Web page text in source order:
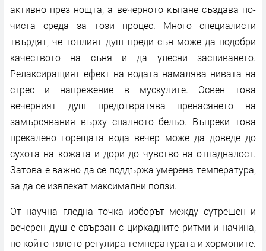
активно през нощта, а вечерното къпане създава по-
чиста среда за този процес. Много специалисти
твърдят, че топлият душ преди сън може да подобри
качеството на съня и да улесни заспиването.
Релаксиращият ефект на водата намалява нивата на
стрес и напрежение в мускулите. Освен това
вечерният душ предотвратява пренасянето на
замърсявания върху спалното бельо. Въпреки това
прекалено горещата вода вечер може да доведе до
сухота на кожата и дори до чувство на отпадналост.
Затова е важно да се поддържа умерена температура,
за да се извлекат максимални ползи.
От научна гледна точка изборът между сутрешен и
вечерен душ е свързан с циркадните ритми и начина,
по който тялото регулира температурата и хормоните.